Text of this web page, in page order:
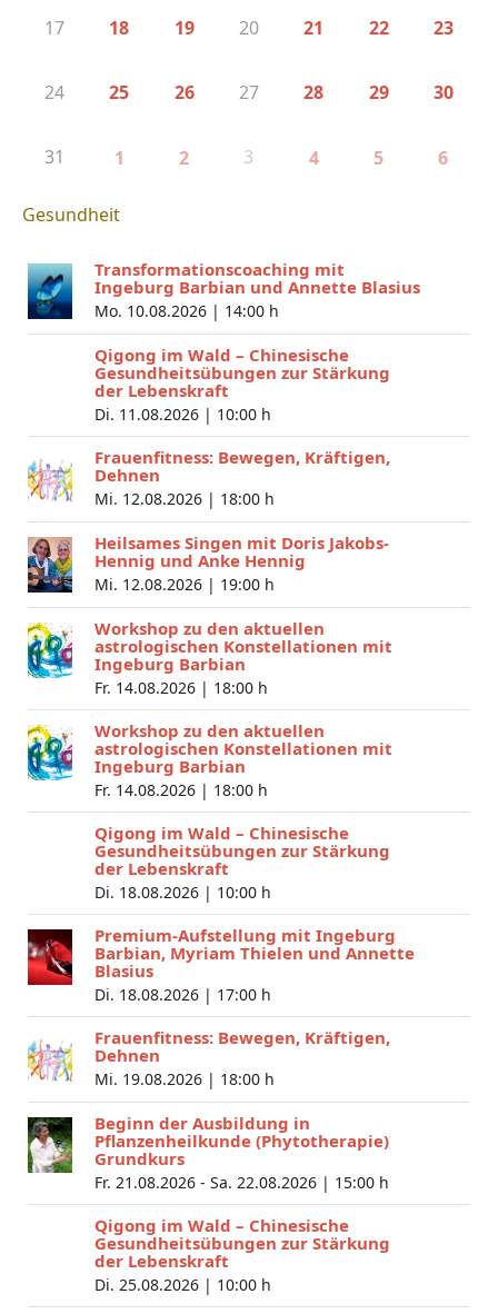
17 18 19 20 21 22 23
24 25 26 27 28 29 30
31 1 2 3 4 5 6
Gesundheit
Transformationscoaching mit
Ingeburg Barbian und Annette Blasius
Mo. 10.08.2026 | 14:00 h
Qigong im Wald – Chinesische
Gesundheitsübungen zur Stärkung
der Lebenskraft
Di. 11.08.2026 | 10:00 h
Frauenfitness: Bewegen, Kräftigen,
Dehnen
Mi. 12.08.2026 | 18:00 h
Heilsames Singen mit Doris Jakobs-
Hennig und Anke Hennig
Mi. 12.08.2026 | 19:00 h
Workshop zu den aktuellen
astrologischen Konstellationen mit
Ingeburg Barbian
Fr. 14.08.2026 | 18:00 h
Workshop zu den aktuellen
astrologischen Konstellationen mit
Ingeburg Barbian
Fr. 14.08.2026 | 18:00 h
Qigong im Wald – Chinesische
Gesundheitsübungen zur Stärkung
der Lebenskraft
Di. 18.08.2026 | 10:00 h
Premium-Aufstellung mit Ingeburg
Barbian, Myriam Thielen und Annette
Blasius
Di. 18.08.2026 | 17:00 h
Frauenfitness: Bewegen, Kräftigen,
Dehnen
Mi. 19.08.2026 | 18:00 h
Beginn der Ausbildung in
Pflanzenheilkunde (Phytotherapie)
Grundkurs
Fr. 21.08.2026 - Sa. 22.08.2026 | 15:00 h
Qigong im Wald – Chinesische
Gesundheitsübungen zur Stärkung
der Lebenskraft
Di. 25.08.2026 | 10:00 h